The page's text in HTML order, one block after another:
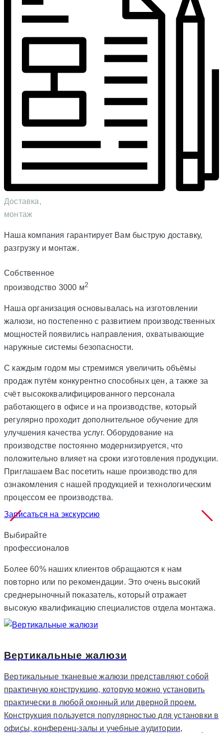
Доставка,
монтаж
Наша компания гарантирует Вам быструю доставку,
разгрузку и монтаж.
Собственное
производство 3000 м2
Наша организация основывалась на изготовлении
жалюзи, но постепенно с развитием производственных
мощностей появились направления, охватывающие
наружные системы безопасности.
С каждым годом мы стремимся увеличить объёмы
продаж путём конкурентно способных цен, а также за
счёт высококвалифицированного персонала
работающего в офисе и на производстве, который
регулярно проходит дополнительное обучение для
улучшения качества услуг. Оборудование на
производстве постоянно модернизируется, что
положительно влияет на сроки изготовления продукции.
Приглашаем Вас посетить наше производство для
ознакомления с нашей продукцией и технологическим
процессом ее производства.
Записаться на экскурсию
Выбирайте
профессионалов
Более 60% наших клиентов обращаются к нам
повторно или по рекомендации. Это очень высокий
среднерыночный показатель, который отражает
высокую квалификацию специалистов отдела монтажа.
Вертикальные жалюзи
Вертикальные тканевые жалюзи представляют собой
практичную конструкцию, которую можно установить
практически в любой оконный или дверной проем.
Конструкция пользуется популярностью для установки в
офисы, конференц-залы и учебные аудитории,